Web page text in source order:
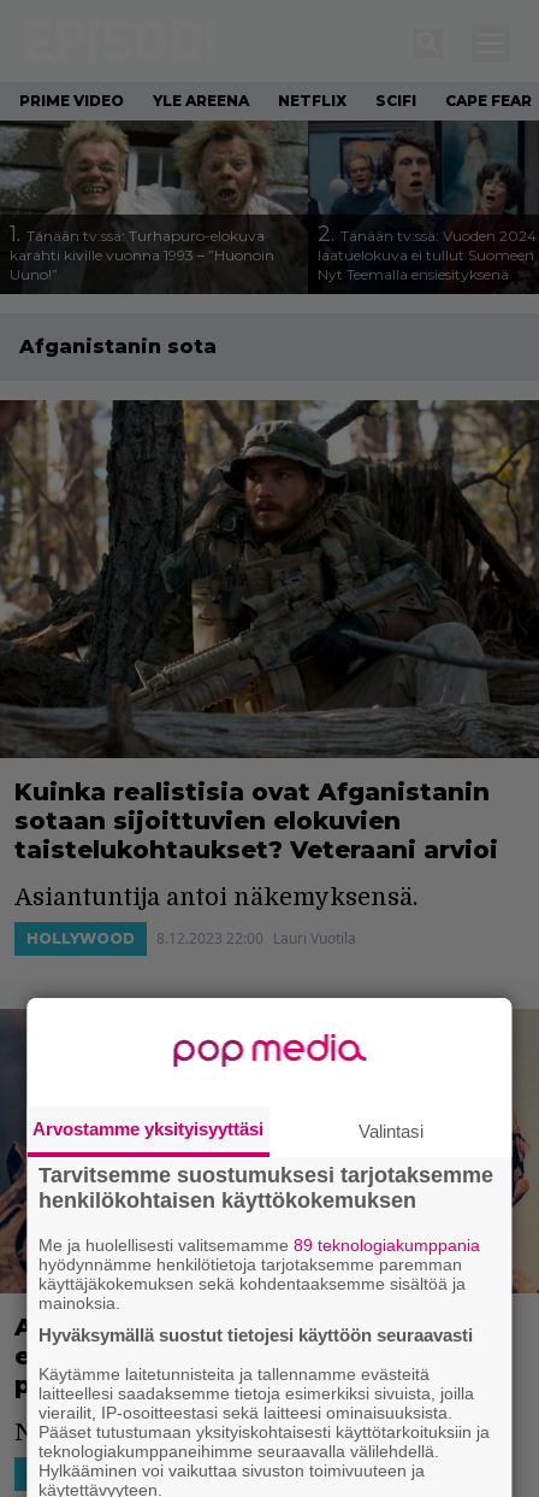
PRIME VIDEO YLE AREENA NETFLIX SCIFI CAPE FEAR
1. Tänään tv:ssä: Turhapuro-elokuva
karahti kiville vuonna 1993 – ”Huonoin
Uuno!”
2. Tänään tv:ssä: Vuoden 2024
laatuelokuva ei tullut Suomeen
Nyt Teemalla ensiesityksenä
Afganistanin sota
Kuinka realistisia ovat Afganistanin
sotaan sijoittuvien elokuvien
taistelukohtaukset? Veteraani arvioi
Asiantuntija antoi näkemyksensä.
HOLLYWOOD 8.12.2023 22:00 Lauri Vuotila
Alexander Skarsgårdin sotaleffa sai
ensimmäisen trailerin – The Kill Team
perustuu tositapahtumiin
Näyttää oikein hyvältä.
HOLLYWOOD 13.8.2019 18:33 Niko Ikonen
Arvostamme yksityisyyttäsi Valintasi
Tarvitsemme suostumuksesi tarjotaksemme
henkilökohtaisen käyttökokemuksen
Me ja huolellisesti valitsemamme89 teknologiakumppania
hyödynnämme henkilötietoja tarjotaksemme paremman
käyttäjäkokemuksen sekä kohdentaaksemme sisältöä ja
mainoksia.
Hyväksymällä suostut tietojesi käyttöön seuraavasti
Käytämme laitetunnisteita ja tallennamme evästeitä
laitteellesi saadaksemme tietoja esimerkiksi sivuista, joilla
vierailit, IP-osoitteestasi sekä laitteesi ominaisuuksista.
Pääset tutustumaan yksityiskohtaisesti käyttötarkoituksiin ja
teknologiakumppaneihimme seuraavalla välilehdellä.
Hylkääminen voi vaikuttaa sivuston toimivuuteen ja
käytettävyyteen.